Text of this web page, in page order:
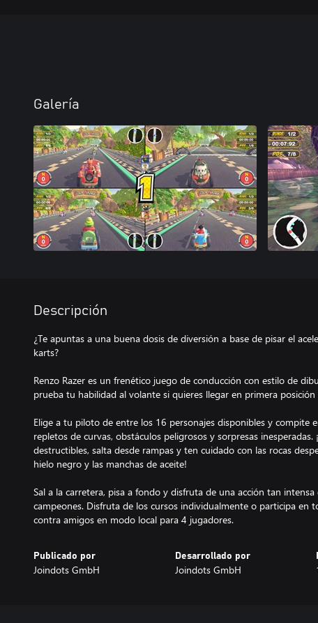
Galería
Descripción
¿Te apuntas a una buena dosis de diversión a base de pisar el
karts?
Renzo Razer es un frenético juego de conducción con estilo de
prueba tu habilidad al volante si quieres llegar en primera posición
Elige a tu piloto de entre los 16 personajes disponibles y compite
repletos de curvas, obstáculos peligrosos y sorpresas inesperadas.
destructibles, salta desde rampas y ten cuidado con las rocas
hielo negro y las manchas de aceite!
Sal a la carretera, pisa a fondo y disfruta de una acción tan
campeones. Disfruta de los cursos individualmente o participa en
contra amigos en modo local para 4 jugadores.
Publicado por
Joindots GmbH
Desarrollado por
Joindots GmbH